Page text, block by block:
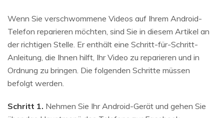
Wenn Sie verschwommene Videos auf Ihrem Android-
Telefon reparieren möchten, sind Sie in diesem Artikel an
der richtigen Stelle. Er enthält eine Schritt-für-Schritt-
Anleitung, die Ihnen hilft, Ihr Video zu reparieren und in
Ordnung zu bringen. Die folgenden Schritte müssen
befolgt werden.
Schritt 1. Nehmen Sie Ihr Android-Gerät und gehen Sie